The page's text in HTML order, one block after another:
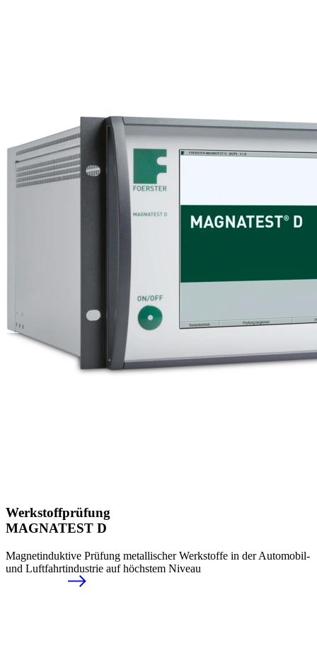
Werkstoffprüfung
MAGNATEST D
Magnetinduktive Prüfung metallischer Werkstoffe in der Automobil-
und Luftfahrtindustrie auf höchstem Niveau